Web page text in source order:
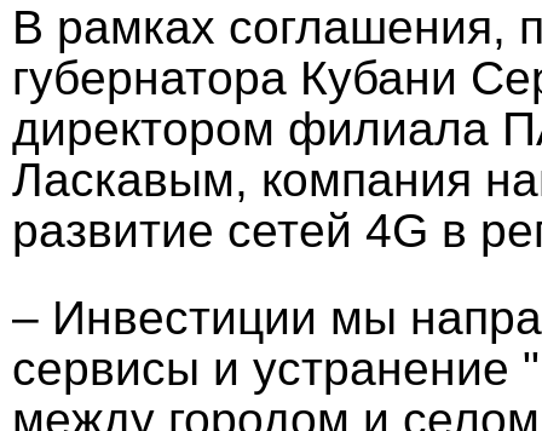
В рамках соглашения,
губернатора Кубани
директором филиала
Ласкавым, компания
развитие сетей 4G в
– Инвестиции мы
сервисы и устранение
между городом и